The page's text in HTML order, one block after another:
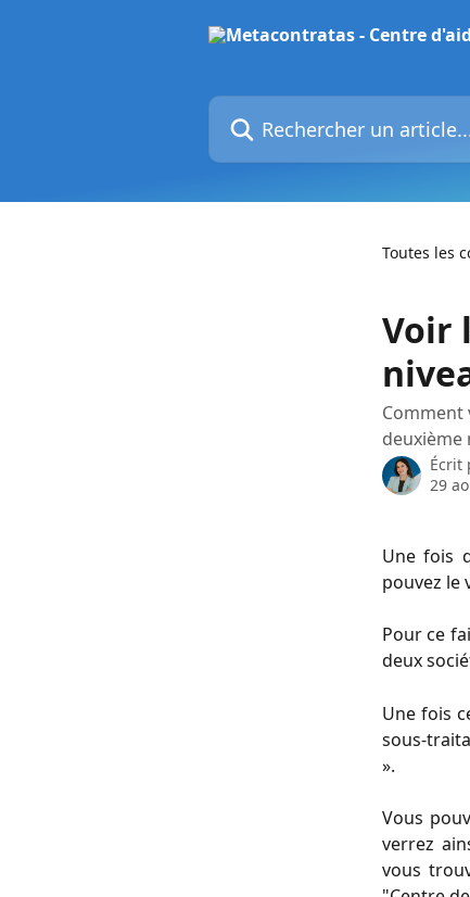
Rechercher un article...
Toutes les
Voir
Comment
deuxième
Écrit
29
Une fois
pouvez le
Pour ce
deux
Une fois
sous-
».
Vous
verrez
vous